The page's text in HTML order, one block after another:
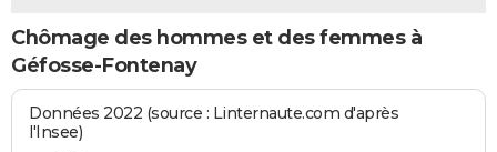
Chômage des hommes et des femmes à
Géfosse-Fontenay
Données 2022 (source : Linternaute.com d'après
l'Insee)